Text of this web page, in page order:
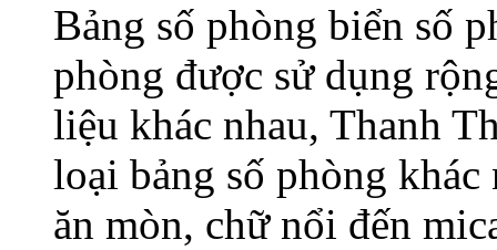
Bảng số phòng biển số
phòng được sử dụng
liệu khác nhau, Thanh
loại bảng số phòng
ăn mòn, chữ nổi đến